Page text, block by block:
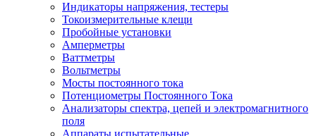
Индикаторы напряжения, тестеры
Токоизмерительные клещи
Пробойные установки
Амперметры
Ваттметры
Вольтметры
Мосты постоянного тока
Потенциометры Постоянного Тока
Анализаторы спектра, цепей и электромагнитного
поля
Аппараты испытательные